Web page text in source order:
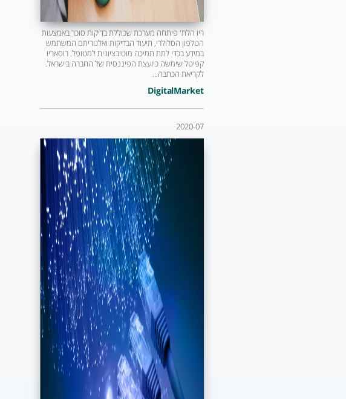
ריו הלת' פיתחה מערכת שכוללת בדיקות סוכר באמצעות
הטלפון הסלולרי, תיעוד הבדיקות ואלגוריתם המשתמש
במידע בכדי לתת תמיכה מוטיבציונית למטופל. רוסאריו
קפיטל שימשה כיועצת הפיננסית של החברה בישראל.
לקריאת הכתבה...
DigitalMarket
2020-07